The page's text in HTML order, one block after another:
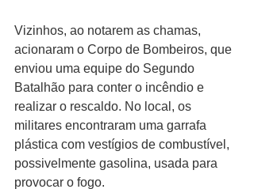
Vizinhos, ao notarem as chamas,
acionaram o Corpo de Bombeiros, que
enviou uma equipe do Segundo
Batalhão para conter o incêndio e
realizar o rescaldo. No local, os
militares encontraram uma garrafa
plástica com vestígios de combustível,
possivelmente gasolina, usada para
provocar o fogo.